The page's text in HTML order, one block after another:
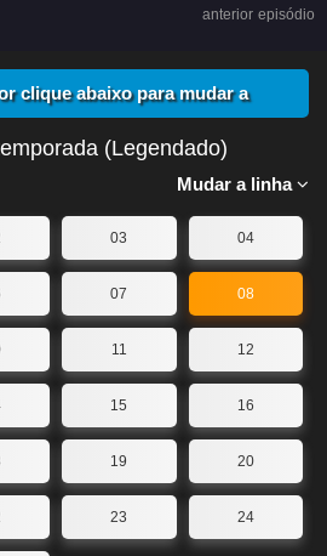
anterior episódio
clique abaixo para mudar a
(Legendado)
Mudar a linha
03 04
07 08
11 12
15 16
19 20
23 24